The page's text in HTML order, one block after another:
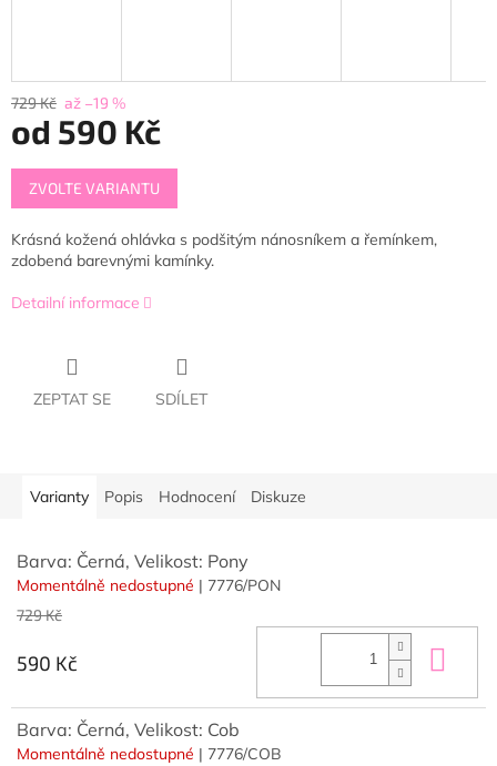
729 Kč až –19 %
od 590 Kč
Měrná
cena:
ZVOLTE VARIANTU
Krásná kožená ohlávka s podšitým nánosníkem a řemínkem,
zdobená barevnými kamínky.
Detailní informace
ZEPTAT SE SDÍLET
Varianty Popis Hodnocení Diskuze
Barva: Černá, Velikost: Pony
Momentálně nedostupné | 7776/PON
729 Kč
590 Kč
Barva: Černá, Velikost: Cob
Momentálně nedostupné | 7776/COB